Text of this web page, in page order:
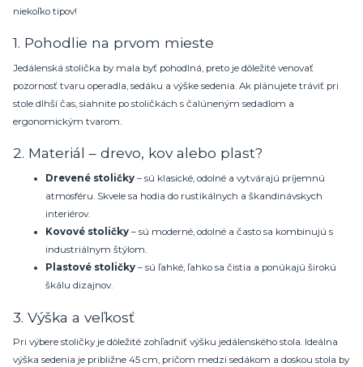
niekoľko tipov!
1. Pohodlie na prvom mieste
Jedálenská stolička by mala byť pohodlná, preto je dôležité venovať
pozornosť tvaru operadla, sedáku a výške sedenia. Ak plánujete tráviť pri
stole dlhší čas, siahnite po stoličkách s čalúneným sedadlom a
ergonomickým tvarom.
2. Materiál – drevo, kov alebo plast?
Drevené stoličky – sú klasické, odolné a vytvárajú príjemnú
atmosféru. Skvele sa hodia do rustikálnych a škandinávskych
interiérov.
Kovové stoličky – sú moderné, odolné a často sa kombinujú s
industriálnym štýlom.
Plastové stoličky – sú ľahké, ľahko sa čistia a ponúkajú širokú
škálu dizajnov.
3. Výška a veľkosť
Pri výbere stoličky je dôležité zohľadniť výšku jedálenského stola. Ideálna
výška sedenia je približne 45 cm, pričom medzi sedákom a doskou stola by